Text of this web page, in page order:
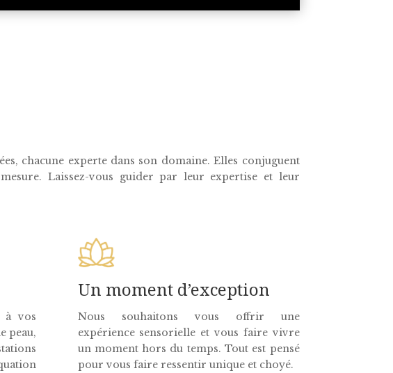
chacune experte dans son domaine. Elles conjuguent
Laissez-vous guider par leur expertise et leur
à vos
peau,
Un moment d’exception
Nous souhaitons vous offrir une
expérience sensorielle et vous faire vivre
un moment hors du temps. Tout est pensé
pour vous faire ressentir unique et choyé.